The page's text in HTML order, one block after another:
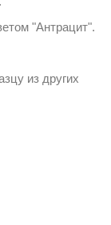
"Антрацит".
из других